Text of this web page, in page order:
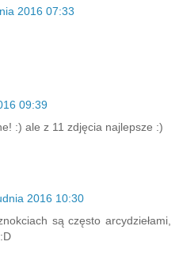
2016 07:33
09:39
:) ale z 11 zdjęcia najlepsze :)
2016 10:30
są często arcydziełami,